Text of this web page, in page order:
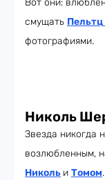
Вот они:
смущать Пельтц
фотографиями.
Николь
Звезда никогда
возлюбленным,
Николь и Томом